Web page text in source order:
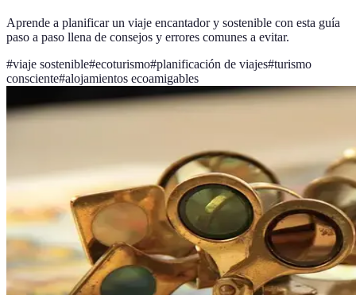
Aprende a planificar un viaje encantador y sostenible con esta guía
paso a paso llena de consejos y errores comunes a evitar.
#viaje sostenible#ecoturismo#planificación de viajes#turismo
consciente#alojamientos ecoamigables